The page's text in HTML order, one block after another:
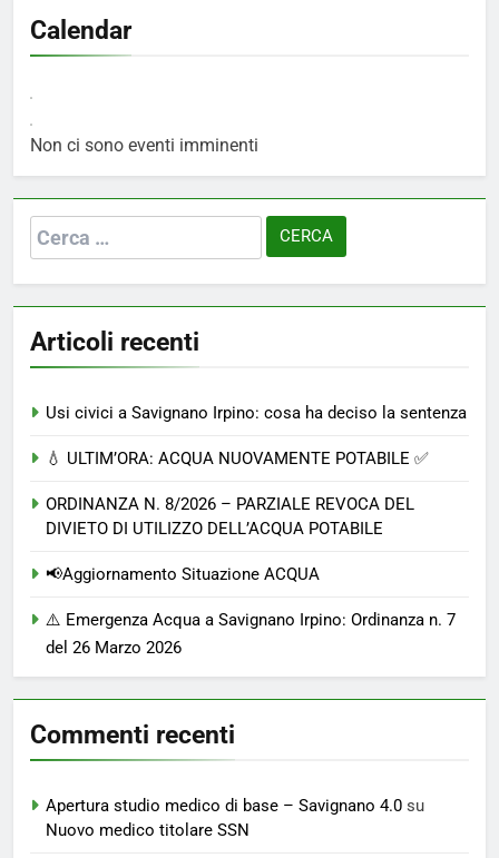
Calendar
Non ci sono eventi imminenti
Ricerca
per:
Articoli recenti
Usi civici a Savignano Irpino: cosa ha deciso la sentenza
💧 ULTIM’ORA: ACQUA NUOVAMENTE POTABILE ✅
ORDINANZA N. 8/2026 – PARZIALE REVOCA DEL
DIVIETO DI UTILIZZO DELL’ACQUA POTABILE
📢Aggiornamento Situazione ACQUA
⚠️ Emergenza Acqua a Savignano Irpino: Ordinanza n. 7
del 26 Marzo 2026
Commenti recenti
Apertura studio medico di base – Savignano 4.0 su
Nuovo medico titolare SSN